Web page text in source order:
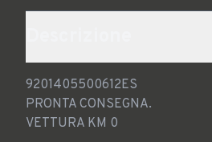
9201405500612ES
PRONTA CONSEGNA.
VETTURA KM 0